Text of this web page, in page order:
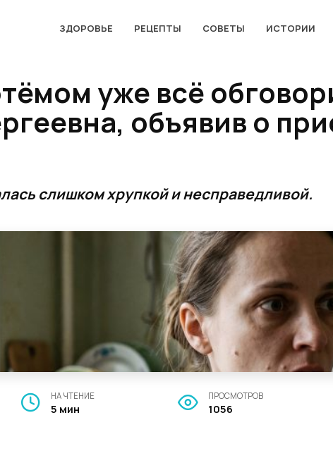
ЗДОРОВЬЕ РЕЦЕПТЫ СОВЕТЫ ИСТОРИИ
уже всё
объявив о
слишком хрупкой и несправедливой.
НА ЧТЕНИЕ
5 мин
ПРОСМОТРОВ
1056